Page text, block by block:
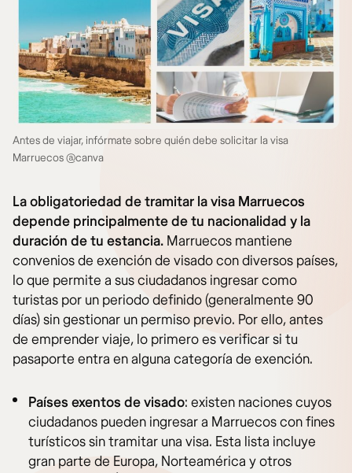
Antes de viajar, infórmate sobre quién debe solicitar la visa
Marruecos @canva
La obligatoriedad de tramitar la visa Marruecos
depende principalmente de tu nacionalidad y la
duración de tu estancia. Marruecos mantiene
convenios de exención de visado con diversos países,
lo que permite a sus ciudadanos ingresar como
turistas por un periodo definido (generalmente 90
días) sin gestionar un permiso previo. Por ello, antes
de emprender viaje, lo primero es verificar si tu
pasaporte entra en alguna categoría de exención.
Países exentos de visado: existen naciones cuyos
ciudadanos pueden ingresar a Marruecos con fines
turísticos sin tramitar una visa. Esta lista incluye
gran parte de Europa, Norteamérica y otros